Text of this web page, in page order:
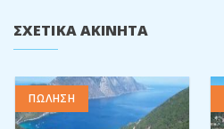
ΣΧΕΤΙΚΆ ΑΚΊΝΗΤΑ
ΠΩΛΗΣΗ